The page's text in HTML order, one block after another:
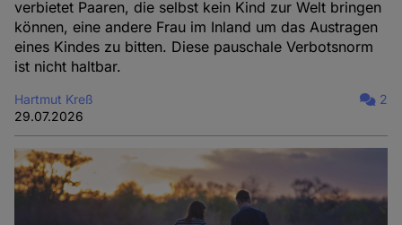
verbietet Paaren, die selbst kein Kind zur Welt bringen
können, eine andere Frau im Inland um das Austragen
eines Kindes zu bitten. Diese pauschale Verbotsnorm
ist nicht haltbar.
Hartmut Kreß
29.07.2026
2